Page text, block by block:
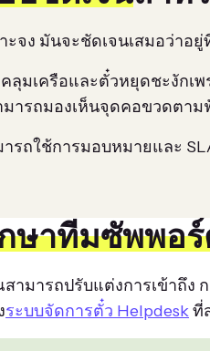
ะจง มันจะชัดเจนเสมอว่า
มเครือและตั๋วหยุดชะงักเ
มารถมองเห็นจุดคอขวดตา
รถใช้การมอบหมายและ
ษาทีมซัพพอ
มารถปรับแต่งการเข้าถึง
ระบบจัดการตั๋ว Helpdeskที่